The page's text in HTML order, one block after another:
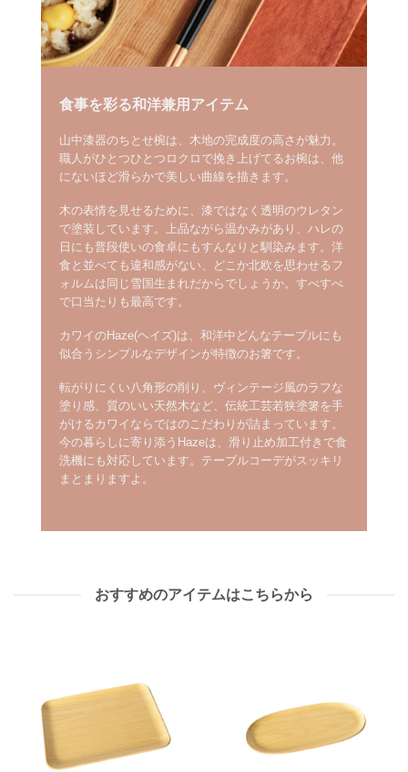
食事を彩る和洋兼用アイテム
山中漆器のちとせ椀は、木地の完成度の高さが魅力。
職人がひとつひとつロクロで挽き上げてるお椀は、他
にないほど滑らかで美しい曲線を描きます。
木の表情を見せるために、漆ではなく透明のウレタン
で塗装しています。上品ながら温かみがあり、ハレの
日にも普段使いの食卓にもすんなりと馴染みます。洋
食と並べても違和感がない、どこか北欧を思わせるフ
ォルムは同じ雪国生まれだからでしょうか。すべすべ
で口当たりも最高です。
カワイのHaze(ヘイズ)は、和洋中どんなテーブルにも
似合うシンプルなデザインが特徴のお箸です。
転がりにくい八角形の削り、ヴィンテージ風のラフな
塗り感、質のいい天然木など、伝統工芸若狭塗箸を手
がけるカワイならではのこだわりが詰まっています。
今の暮らしに寄り添うHazeは、滑り止め加工付きで食
洗機にも対応しています。テーブルコーデがスッキリ
まとまりますよ。
おすすめのアイテムはこちらから